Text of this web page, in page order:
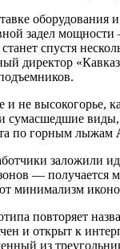
оборудования
задел
спустя
директор
не высокогорье,
виды,
по горным лыжам
заложили
— получается
минимализм
повторяет
и открыт к
из